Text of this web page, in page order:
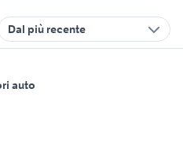
Dal più recente
auto